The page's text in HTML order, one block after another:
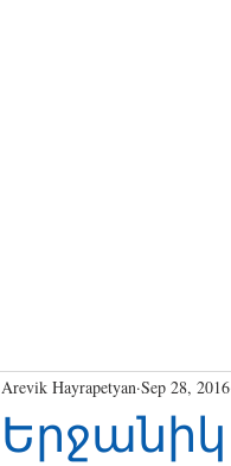
Arevik Hayrapetyan Sep 28, 2016